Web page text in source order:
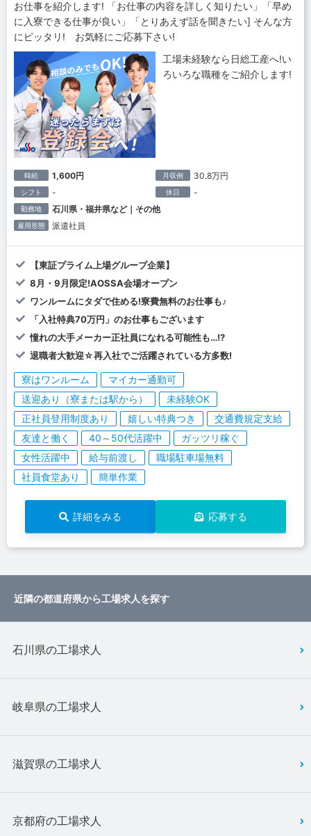
お仕事を紹介します! 「お仕事の内容を詳しく知りたい」「早め
に入寮できる仕事が良い」「とりあえず話を聞きたい] そんな方
にピッタリ! お気軽にご応募下さい!
工場未経験なら日総工産へ!い
ろいろな職種をご紹介します!
時給 1,600円 月収例 30.8万円
シフト - 休日 -
勤務地 石川県・福井県など｜その他
雇用形態 派遣社員
【東証プライム上場グループ企業】
8月・9月限定!AOSSA会場オープン
ワンルームにタダで住める!寮費無料のお仕事も♪
「入社特典70万円」のお仕事もございます
憧れの大手メーカー正社員になれる可能性も…!?
退職者大歓迎☆再入社でご活躍されている方多数!
寮はワンルーム
マイカー通勤可
送迎あり（寮または駅から）
未経験OK
正社員登用制度あり
嬉しい特典つき
交通費規定支給
友達と働く
40～50代活躍中
ガッツリ稼ぐ
女性活躍中
給与前渡し
職場駐車場無料
社員食堂あり
簡単作業
詳細をみる 応募する
近隣の都道府県から工場求人を探す
石川県の工場求人
岐阜県の工場求人
滋賀県の工場求人
京都府の工場求人